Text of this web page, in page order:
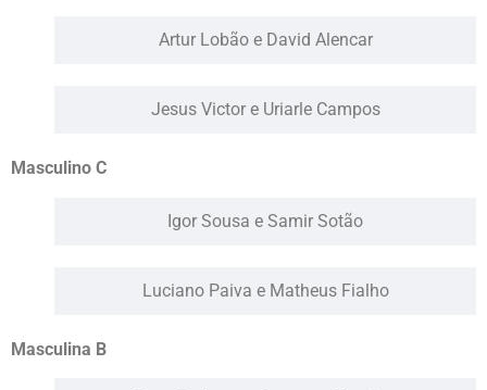
Artur Lobão e David Alencar
Jesus Victor e Uriarle Campos
Masculino C
Igor Sousa e Samir Sotão
Luciano Paiva e Matheus Fialho
Masculina B